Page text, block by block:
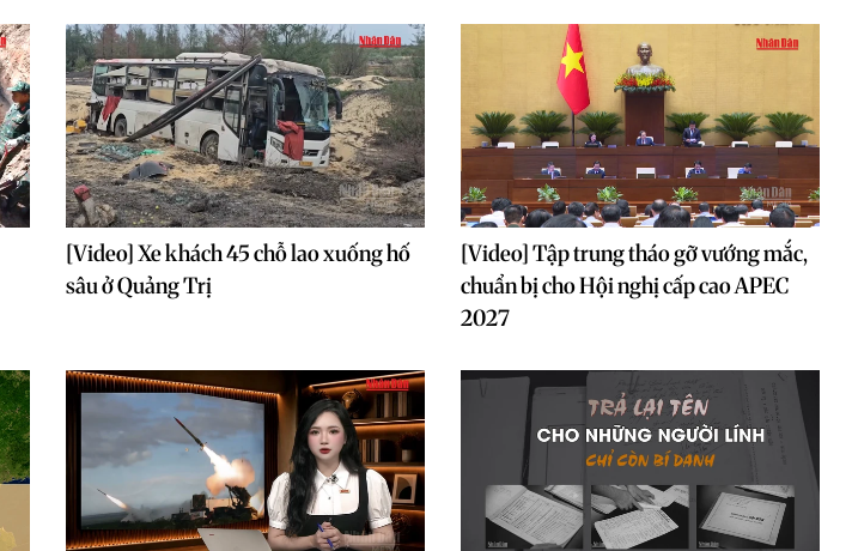
[Video] Xe khách 45 chỗ lao xuống hố
sâu ở Quảng Trị
[Video] Tập trung tháo gỡ vướng mắc,
chuẩn bị cho Hội nghị cấp cao APEC
2027